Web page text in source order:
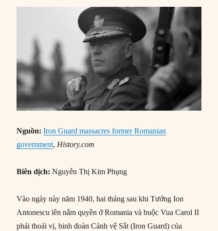
Nguồn: Iron Guard massacres former Romanian
government,History.com
Biên dịch: Nguyễn Thị Kim Phụng
Vào ngày này năm 1940, hai tháng sau khi Tướng Ion
Antonescu lên nắm quyền ở Romania và buộc Vua Carol II
phải thoái vị, binh đoàn Cảnh vệ Sắt (Iron Guard) của